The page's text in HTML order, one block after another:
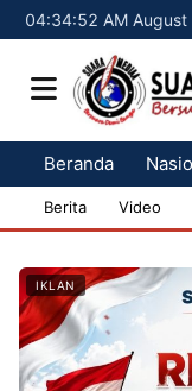
04:34:53 AM
Beranda
Berita Video
IKLAN